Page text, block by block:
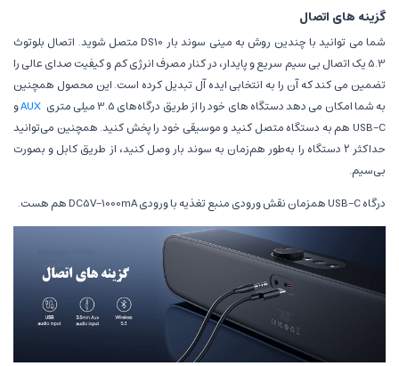
گزینه های اتصال
شما می توانید با چندین روش به مینی سوند بار DS10 متصل شوید. اتصال بلوتوث
5.3 یک اتصال بی سیم سریع و پایدار، در کنار مصرف انرژی کم و کیفیت صدای عالی را
تضمین می کند که آن را به انتخابی ایده آل تبدیل کرده است. این محصول همچنین
به شما امکان می دهد دستگاه های خود را از طریق درگاه‌های 3.5 میلی متری
AUXو
USB-Cهم به دستگاه متصل کنید و موسیقی خود را پخش کنید. همچنین می‌توانید
حداکثر ۲ دستگاه را به‌طور هم‌زمان به سوند بار وصل کنید، از طریق کابل و بصورت
بی‌سیم.
درگاهUSB-Cهمزمان نقش ورودی منبع تغذیه با ورودیDC5V-1000mAهم هست.